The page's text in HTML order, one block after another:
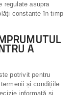
regulate asupra
constante în timp
A
potrivit pentru
și condițiile
informată și